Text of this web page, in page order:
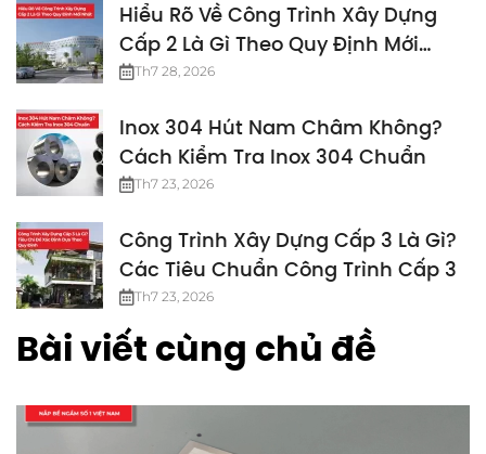
Hiểu Rõ Về Công Trình Xây Dựng
Cấp 2 Là Gì Theo Quy Định Mới
Nhất
Th7 28, 2026
Inox 304 Hút Nam Châm Không?
Cách Kiểm Tra Inox 304 Chuẩn
Th7 23, 2026
Công Trình Xây Dựng Cấp 3 Là Gì?
Các Tiêu Chuẩn Công Trình Cấp 3
Th7 23, 2026
Bài viết cùng chủ đề